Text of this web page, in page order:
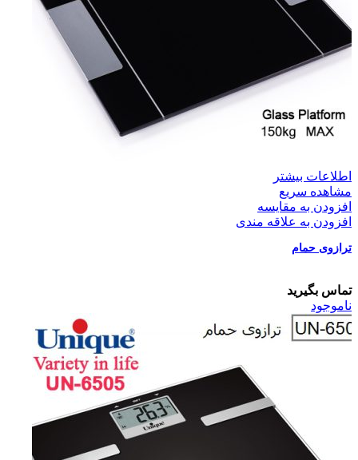
اطلاعات بیشتر
مشاهده سریع
افزودن به مقایسه
افزودن به علاقه مندی
ترازوی حمام
تماس بگیرید
ناموجود